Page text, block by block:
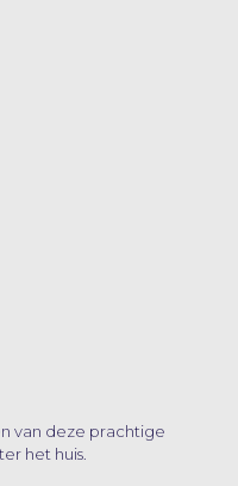
van deze prachtige
het huis.